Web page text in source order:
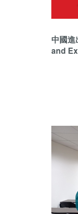
中國
and